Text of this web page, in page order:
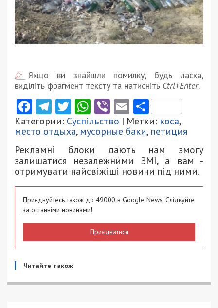
Якщо ви знайшли помилку, будь ласка,
виділіть фрагмент тексту та натисніть Ctrl+Enter.
Facebook
Telegram
Twitter
WhatsApp
ViberEmail
Категории: Суспільство | Метки: коса,
место отдыха, мусорные баки, петиция
Рекламні блоки дають нам змогу
залишатися незалежними ЗМІ, а вам -
отримувати найсвіжіші новини під ними.
Приєднуйтесь також до 49000 в Google News. Слідкуйте
за останніми новинами!
Приєднатися
Читайте також